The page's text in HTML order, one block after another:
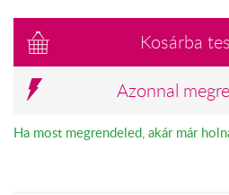
Kosárba
Azonnal
Ha most megrendeled, akár már